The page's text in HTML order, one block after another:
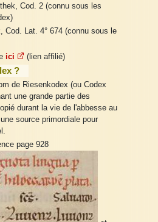
Cod. 2 (connu sous les
Lat. 4° 674 (connu sous le
ici (lien affilié)
?
de Riesenkodex (ou Codex
une grande partie des
durant la vie de l'abbesse au
source primordiale pour
page 928